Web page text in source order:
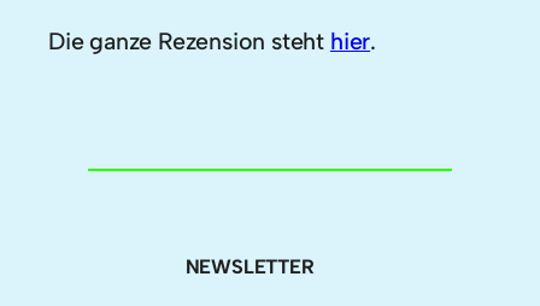
Die ganze Rezension steht hier.
NEWSLETTER